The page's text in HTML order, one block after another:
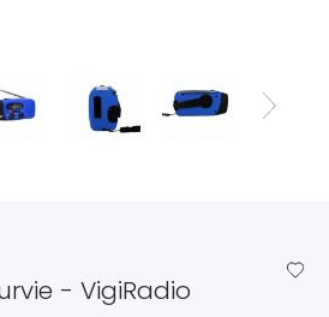
- VigiRadio favorite_border